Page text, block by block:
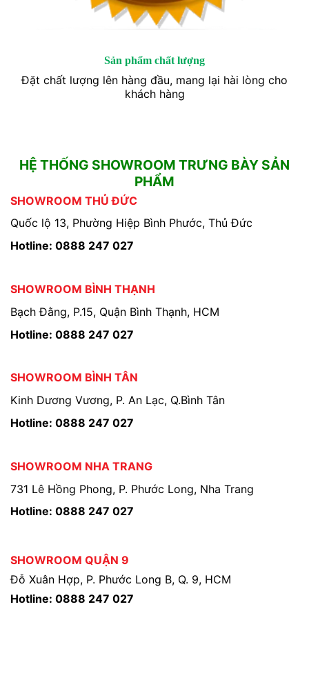
Sản phẩm chất lượng
Đặt chất lượng lên hàng đầu, mang lại hài lòng cho
khách hàng
HỆ THỐNG SHOWROOM TRƯNG BÀY SẢN
PHẨM
SHOWROOM THỦ ĐỨC
Quốc lộ 13, Phường Hiệp Bình Phước, Thủ Đức
Hotline: 0888 247 027
SHOWROOM BÌNH THẠNH
Bạch Đằng, P.15, Quận Bình Thạnh, HCM
Hotline: 0888 247 027
SHOWROOM BÌNH TÂN
Kinh Dương Vương, P. An Lạc, Q.Bình Tân
Hotline: 0888 247 027
SHOWROOM NHA TRANG
731 Lê Hồng Phong, P. Phước Long, Nha Trang
Hotline: 0888 247 027
SHOWROOM QUẬN 9
Đỗ Xuân Hợp, P. Phước Long B, Q. 9, HCM
Hotline: 0888 247 027